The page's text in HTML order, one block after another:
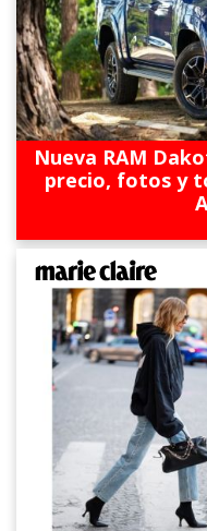
Nueva RAM
precio, fotos y